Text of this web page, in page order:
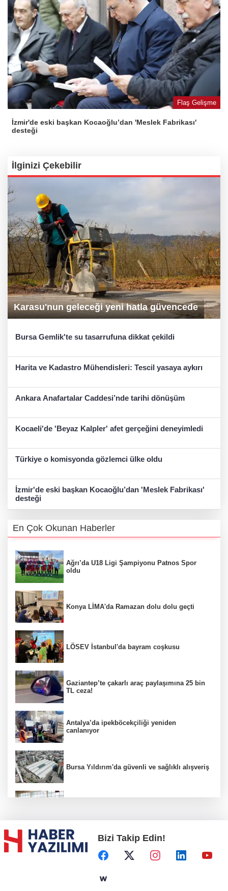
Flaş Gelişme
İzmir'de eski başkan Kocaoğlu’dan 'Meslek Fabrikası'
desteği
İlginizi Çekebilir
Karasu'nun geleceği yeni hatla güvencede
Bursa Gemlik'te su tasarrufuna dikkat çekildi
Harita ve Kadastro Mühendisleri: Tescil yasaya aykırı
Ankara Anafartalar Caddesi’nde tarihi dönüşüm
Kocaeli'de 'Beyaz Kalpler' afet gerçeğini deneyimledi
Türkiye o komisyonda gözlemci ülke oldu
İzmir'de eski başkan Kocaoğlu’dan 'Meslek Fabrikası'
desteği
En Çok Okunan Haberler
Ağrı’da U18 Ligi Şampiyonu Patnos Spor
oldu
Konya LİMA'da Ramazan dolu dolu geçti
LÖSEV İstanbul'da bayram coşkusu
Gaziantep’te çakarlı araç paylaşımına 25 bin
TL ceza!
Antalya’da ipekböcekçiliği yeniden
canlanıyor
Bursa Yıldırım'da güvenli ve sağlıklı alışveriş
Başkent'in göletlerinde temizlik ve bakım
sürüyor
Bizi Takip Edin!